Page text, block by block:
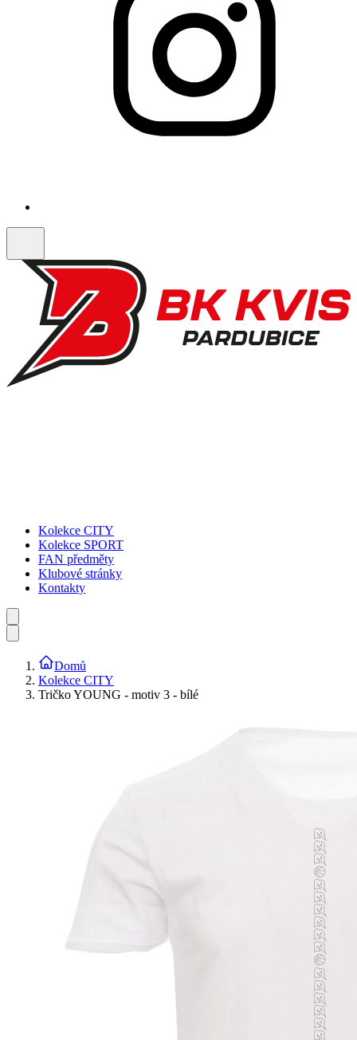
Kolekce CITY
Kolekce SPORT
FAN předměty
Klubové stránky
Kontakty
Domů
Kolekce CITY
Tričko YOUNG - motiv 3 - bílé